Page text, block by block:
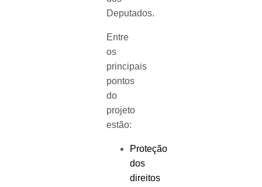
Deputados.
Entre
os
principais
pontos
do
projeto
estão:
Proteção
dos
direitos